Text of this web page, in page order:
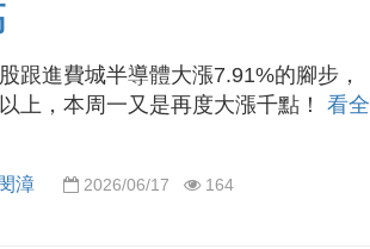
跟進費城半導體大漲7.91%的腳步，
上，本周一又是再度大漲千點！看全
漳 2026/06/17 164